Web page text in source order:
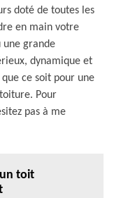
doté de toutes les
en main votre
une grande
dynamique et
ce soit pour une
Pour
pas à me
toit